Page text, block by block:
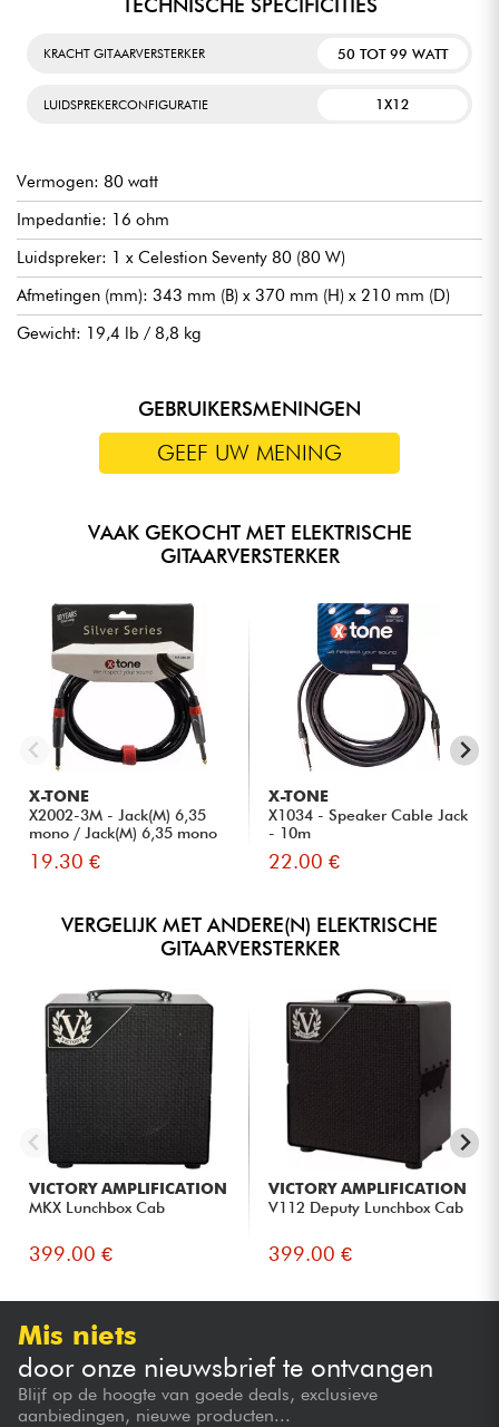
TECHNISCHE SPECIFICITIES
KRACHT GITAARVERSTERKER 50 TOT 99 WATT
LUIDSPREKERCONFIGURATIE 1X12
Vermogen: 80 watt
Impedantie: 16 ohm
Luidspreker: 1 x Celestion Seventy 80 (80 W)
Afmetingen (mm): 343 mm (B) x 370 mm (H) x 210 mm (D)
Gewicht: 19,4 lb / 8,8 kg
GEBRUIKERSMENINGEN
GEEF UW MENING
VAAK GEKOCHT MET ELEKTRISCHE
GITAARVERSTERKER
X-TONE
X2002-3M - Jack(M) 6,35
mono / Jack(M) 6,35 mono
S...
19.30 €
X-TONE
X1034 - Speaker Cable Jack
- 10m
22.00 €
VERGELIJK MET ANDERE(N) ELEKTRISCHE
GITAARVERSTERKER
VICTORY AMPLIFICATION
MKX Lunchbox Cab
399.00 €
VICTORY AMPLIFICATION
V112 Deputy Lunchbox Cab
399.00 €
Mis niets
door onze nieuwsbrief te ontvangen
Blijf op de hoogte van goede deals, exclusieve
aanbiedingen, nieuwe producten...